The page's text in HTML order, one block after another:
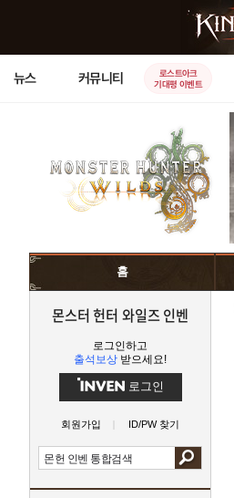
뉴스 커뮤니티
로스트아크
기대평 이벤트
홈
몬스터 헌터 와일즈 인벤
로그인하고
출석보상 받으세요!
로그인
회원가입 ID/PW 찾기